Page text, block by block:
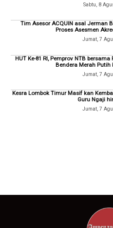
Sabtu, 8
Tim Asesor ACQUIN asal Jerman
Proses Asesmen
Jumat, 7
HUT Ke-81 RI, Pemprov NTB
Bendera Merah Putih
Jumat, 7
Kesra Lombok Timur Masif kan
Guru Ngaji
Jumat, 7